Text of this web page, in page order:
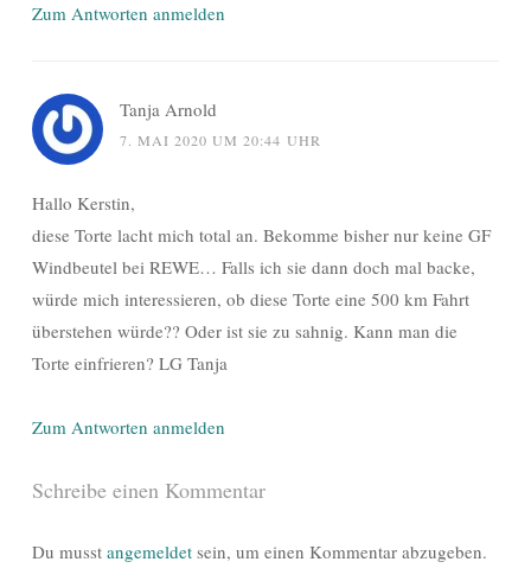
Zum Antworten anmelden
Tanja Arnold
7. MAI 2020 UM 20:44 UHR
Hallo Kerstin,
diese Torte lacht mich total an. Bekomme bisher nur keine GF
Windbeutel bei REWE… Falls ich sie dann doch mal backe,
würde mich interessieren, ob diese Torte eine 500 km Fahrt
überstehen würde?? Oder ist sie zu sahnig. Kann man die
Torte einfrieren? LG Tanja
Zum Antworten anmelden
Schreibe einen Kommentar
Du musst angemeldet sein, um einen Kommentar abzugeben.